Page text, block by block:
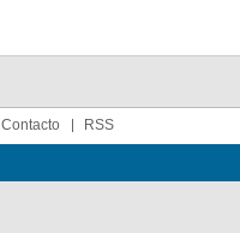
Contacto RSS